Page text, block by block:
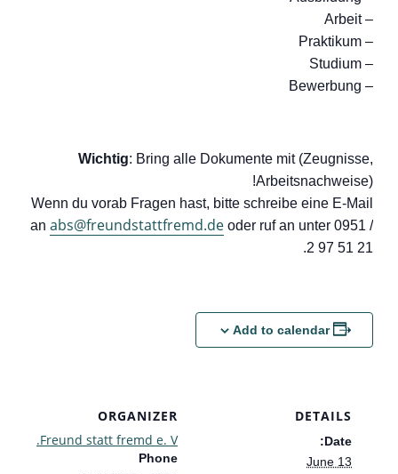
– Arbeit
– Praktikum
– Studium
– Bewerbung
Wichtig: Bring alle Dokumente mit (Zeugnisse,
Arbeitsnachweise)!
Wenn du vorab Fragen hast, bitte schreibe eine E-Mail
an abs@freundstattfremd.de oder ruf an unter 0951 /
2 97 51 21.
Add to calendar
DETAILS
Date:
June 13
ORGANIZER
Freund statt fremd e. V.
Phone